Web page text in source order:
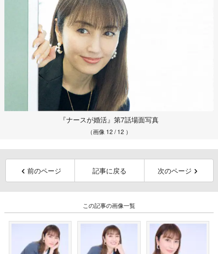
『ナースが婚活』第7話場面写真
（画像 12 / 12 ）
前のページ 記事に戻る 次のページ
この記事の画像一覧